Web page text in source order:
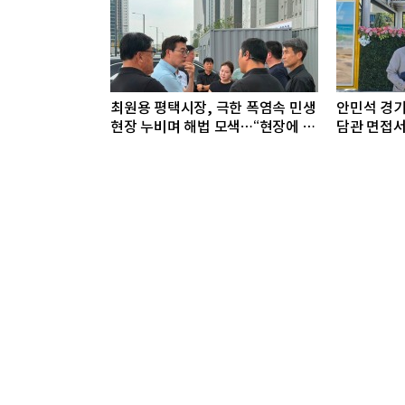
최원용 평택시장, 극한 폭염속 민생
현장 누비며 해법 모색…“현장에 답
안민석 경
담관 면접